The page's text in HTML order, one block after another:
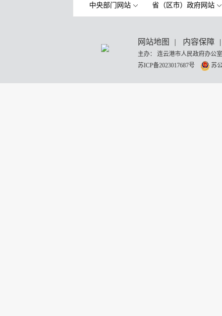
中央部门网站 省（区市）政府网站
网站地图 | 内容保障 |
主办： 连云港市人民政府办
苏ICP备2023017687号
苏